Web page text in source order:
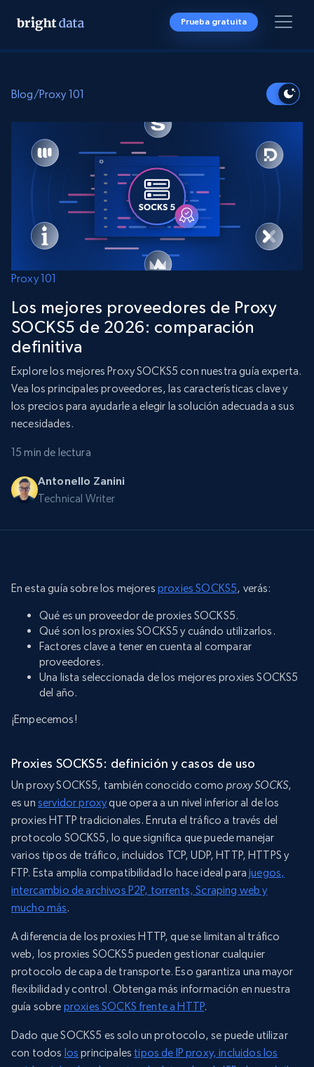
Prueba gratuita
Blog/Proxy 101
Proxy 101
Los mejores proveedores de Proxy
SOCKS5 de 2026: comparación
definitiva
Explore los mejores Proxy SOCKS5 con nuestra guía experta.
Vea los principales proveedores, las características clave y
los precios para ayudarle a elegir la solución adecuada a sus
necesidades.
15 min de lectura
Antonello Zanini
Technical Writer
En esta guía sobre los mejores proxies SOCKS5, verás:
Qué es un proveedor de proxies SOCKS5.
Qué son los proxies SOCKS5 y cuándo utilizarlos.
Factores clave a tener en cuenta al comparar
proveedores.
Una lista seleccionada de los mejores proxies SOCKS5
del año.
¡Empecemos!
Proxies SOCKS5: definición y casos de uso
Un proxy SOCKS5, también conocido comoproxy SOCKS,
es un servidor proxyque opera a un nivel inferior al de los
proxies HTTP tradicionales. Enruta el tráfico a través del
protocolo SOCKS5, lo que significa que puede manejar
varios tipos de tráfico, incluidos TCP, UDP, HTTP, HTTPS y
FTP. Esta amplia compatibilidad lo hace ideal parajuegos,
intercambio de archivos P2P, torrents, Scraping web y
mucho más.
A diferencia de los proxies HTTP, que se limitan al tráfico
web, los proxies SOCKS5 pueden gestionar cualquier
protocolo de capa de transporte. Eso garantiza una mayor
flexibilidad y control. Obtenga más información en nuestra
guía sobre proxies SOCKS frente a HTTP.
Dado que SOCKS5 es solo un protocolo, se puede utilizar
con todos los principales tipos de IP proxy, incluidos los